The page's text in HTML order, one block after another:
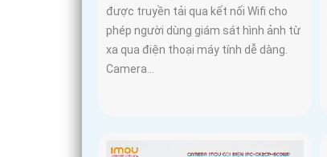
được truyền tải qua kết nối Wifi cho
phép người dùng giám sát hình ảnh từ
xa qua điện thoại máy tính dễ dàng.
Camera...